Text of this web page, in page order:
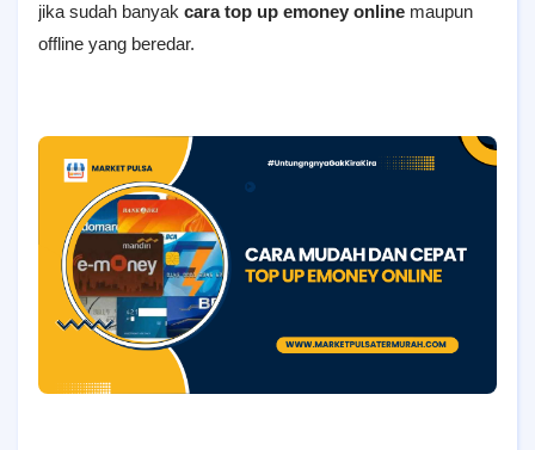
jika sudah banyak cara top up emoney online maupun
offline yang beredar.